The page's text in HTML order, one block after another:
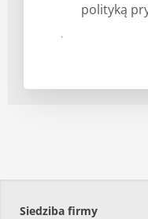
polityką
Prześlij
Siedziba firmy